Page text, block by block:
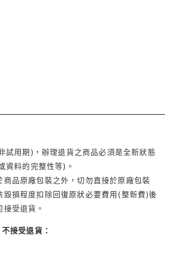
用期)，辦理退貨之商品必須是全新狀態
資料的完整性等)。
品原廠包裝之外，切勿直接於原廠包裝
損程度扣除回復原狀必要費用(整新費)後
受退貨。
接受退貨：